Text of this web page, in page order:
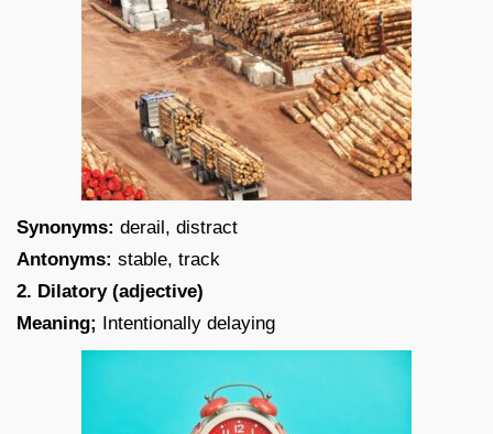
Synonyms: derail, distract
Antonyms: stable, track
2. Dilatory (adjective)
Meaning; Intentionally delaying